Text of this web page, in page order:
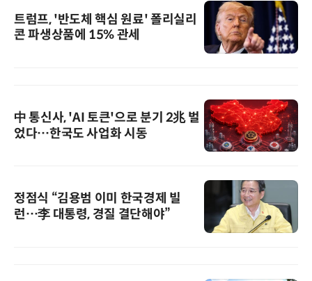
트럼프, '반도체 핵심 원료' 폴리실리
콘 파생상품에 15% 관세
中 통신사, 'AI 토큰'으로 분기 2兆 벌
었다…한국도 사업화 시동
정점식 “김용범 이미 한국경제 빌
런…李 대통령, 경질 결단해야”